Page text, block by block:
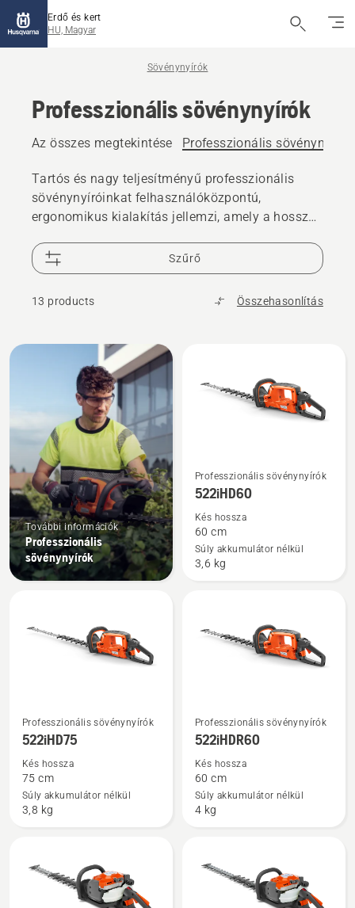
Erdő és kert
HU, Magyar
Sövénynyírók
Professzionális sövénynyírók
Az összes megtekintése Professzionális sövénynyírók
Tartós és nagy teljesítményű professzionális
sövénynyíróinkat felhasználóközpontú,
ergonomikus kialakítás jellemzi, amely a hosszú
Találja meg, és vásárolja meg új elektromos,
akkumulátoros vagy benzinmotoros
professzionális sövénynyíróját.
Szűrő
13 products Összehasonlítás
All
További információk
Professzionális
sövénynyírók
További
részletek
a(z)
522iHD60
termékről
Professzionális sövénynyírók
522iHD60
Kés hossza
60 cm
Súly akkumulátor nélkül
3,6 kg
További
részletek
a(z)
522iHD75
termékről
Professzionális sövénynyírók
522iHD75
Kés hossza
75 cm
Súly akkumulátor nélkül
3,8 kg
További
részletek
a(z)
522iHDR60
termékről
Professzionális sövénynyírók
522iHDR60
Kés hossza
60 cm
Súly akkumulátor nélkül
4 kg